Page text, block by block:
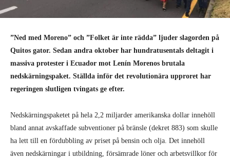
”Ned med Moreno” och ”Folket är inte rädda” ljuder slagorden på
Quitos gator. Sedan andra oktober har hundratusentals deltagit i
massiva protester i Ecuador mot Lenín Morenos brutala
nedskärningspaket. Ställda inför det revolutionära upproret har
regeringen slutligen tvingats ge efter.
Nedskärningspaketet på hela 2,2 miljarder amerikanska dollar innehöll
bland annat avskaffade subventioner på bränsle (dekret 883) som skulle
ha lett till en fördubbling av priset på bensin och olja. Det innehöll
även nedskärningar i utbildning, försäm­rade löner och arbetsvillkor för